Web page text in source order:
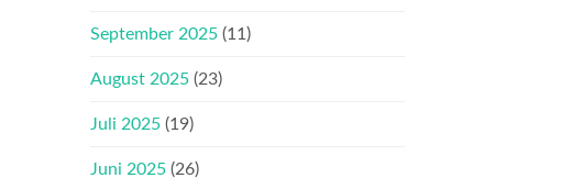
September 2025 (11)
August 2025 (23)
Juli 2025 (19)
Juni 2025 (26)